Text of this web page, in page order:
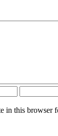
in this browser